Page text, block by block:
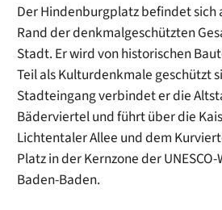
Der Hindenburgplatz befindet
Rand der denkmalgeschützten
Stadt. Er wird von historischen
Teil als Kulturdenkmale geschützt
Stadteingang verbindet er die
Bäderviertel und führt über die
Lichtentaler Allee und dem
Platz in der Kernzone der
Baden-Baden.